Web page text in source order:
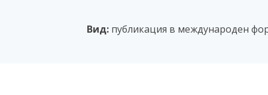
Вид: публикация в международен